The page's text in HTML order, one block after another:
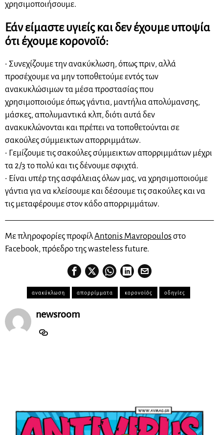
χρησιμοποιήσουμε.
Εάν είμαστε υγιείς και δεν έχουμε υποψία
ότι έχουμε κορονοϊό:
• Συνεχίζουμε την ανακύκλωση, όπως πριν, αλλά
προσέχουμε να μην τοποθετούμε εντός των
ανακυκλώσιμων τα μέσα προστασίας που
χρησιμοποιούμε όπως γάντια, μαντήλια απολύμανσης,
μάσκες, απολυμαντικά κλπ, διότι αυτά δεν
ανακυκλώνονται και πρέπει να τοποθετούνται σε
σακούλες σύμμεικτων απορριμμάτων.
• Γεμίζουμε τις σακούλες σύμμεικτων απορριμμάτων μέχρι
τα 2/3 το πολύ και τις δένουμε σφιχτά.
• Είναι υπέρ της ασφάλειας όλων μας, να χρησιμοποιούμε
γάντια για να κλείσουμε και δέσουμε τις σακούλες και να
τις μεταφέρουμε στον κάδο απορριμμάτων.
Με πληροφορίες προφίλAntonis Mavropoulosστο
Facebook, πρόεδρο της wasteless future.
ανακύκλωση απορρίμματα κορονοϊός οδηγίες
newsroom